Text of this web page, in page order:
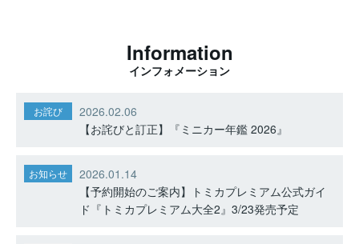
Information
インフォメーション
お詫び
2026.02.06
【お詫びと訂正】『ミニカー年鑑 2026』
お知らせ
2026.01.14
【予約開始のご案内】トミカプレミアム公式ガイ
ド『トミカプレミアム大全2』3/23発売予定